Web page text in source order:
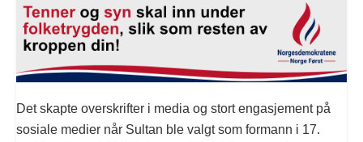
Det skapte overskrifter i media og stort engasjement på
sosiale medier når Sultan ble valgt som formann i 17.